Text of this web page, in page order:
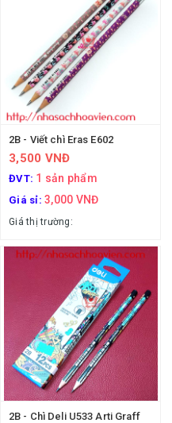
2B - Viết chì Eras E602
3,500 VNĐ
ĐVT: 1 sản phẩm
Giá sỉ: 3,000 VNĐ
Giá thị trường:
2B - Chì Deli U533 Arti Graff